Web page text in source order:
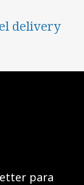
delivery
para